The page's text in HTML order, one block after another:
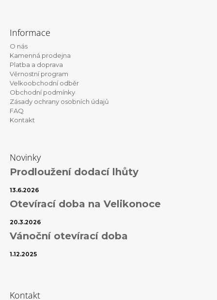
Informace
O nás
Kamenná prodejna
Platba a doprava
Věrnostní program
Velkoobchodní odběr
Obchodní podmínky
Zásady ochrany osobních údajů
FAQ
Kontakt
Novinky
Prodloužení dodací lhůty
13.6.2026
Otevírací doba na Velikonoce
20.3.2026
Vánoční otevírací doba
1.12.2025
Kontakt